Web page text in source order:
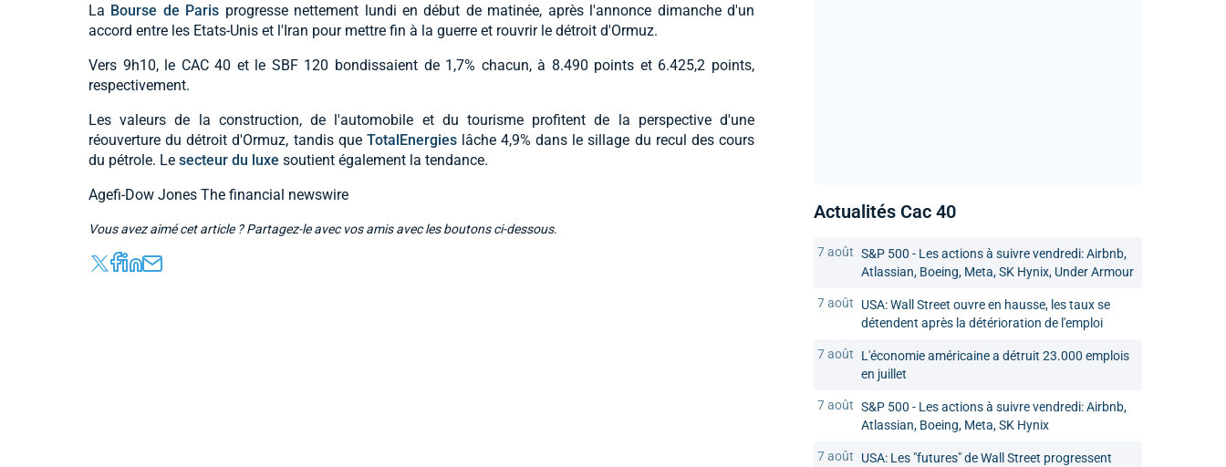
La Bourse de Paris progresse nettement lundi en début de matinée, après l'annonce dimanche d'un
accord entre les Etats-Unis et l'Iran pour mettre fin à la guerre et rouvrir le détroit d'Ormuz.
Vers 9h10, le CAC 40 et le SBF 120 bondissaient de 1,7% chacun, à 8.490 points et 6.425,2 points,
respectivement.
Les valeurs de la construction, de l'automobile et du tourisme profitent de la perspective d'une
réouverture du détroit d'Ormuz, tandis que TotalEnergieslâche 4,9% dans le sillage du recul des cours
du pétrole. Le secteur du luxe soutient également la tendance.
Agefi-Dow Jones The financial newswire
Vous avez aimé cet article ? Partagez-le avec vos amis avec les boutons ci-dessous.
Actualités Cac 40
7 août S&P 500 - Les actions à suivre vendredi: Airbnb,
Atlassian, Boeing, Meta, SK Hynix, Under Armour
7 août
USA: Wall Street ouvre en hausse, les taux se
détendent après la détérioration de l'emploi
7 août
L'économie américaine a détruit 23.000 emplois
en juillet
7 août S&P 500 - Les actions à suivre vendredi: Airbnb,
Atlassian, Boeing, Meta, SK Hynix
7 août
USA: Les "futures" de Wall Street progressent